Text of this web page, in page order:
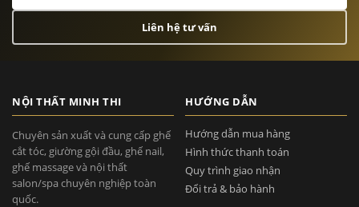
Liên hệ tư vấn
NỘI THẤT MINH THI
Chuyên sản xuất và cung cấp ghế
cắt tóc, giường gội đầu, ghế nail,
ghế massage và nội thất
salon/spa chuyên nghiệp toàn
quốc.
HƯỚNG DẪN
Hướng dẫn mua hàng
Hình thức thanh toán
Quy trình giao nhận
Đổi trả & bảo hành